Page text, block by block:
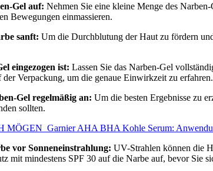
Gel auf: Nehmen Sie eine kleine Menge des
Bewegungen einmassieren.
sanft: Um die Durchblutung der Haut zu fördern
eingezogen ist: Lassen Sie das Narben-Gel
Verpackung, um die genaue Einwirkzeit zu erfahren.
Gel regelmäßig an: Um die besten Ergebnisse zu
sollten.
MÖGEN Garnier AHA BHA Kohle Serum:
vor Sonneneinstrahlung: UV-Strahlen können die
mit mindestens SPF 30 auf die Narbe auf, bevor Sie